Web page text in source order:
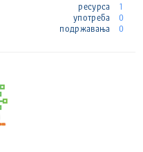
ресурса
1
употреба
0
подржавања
0